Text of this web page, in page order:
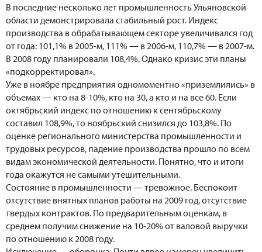
В последние несколько лет промышленность Ульяновской
области демонстрировала стабильный рост. Индекс
производства в обрабатывающем секторе увеличивался год
от года: 101,1% в 2005-м, 111% — в 2006-м, 110,7% — в 2007-м.
В 2008 году планировали 108,4%. Однако кризис эти планы
«подкорректировал».
Уже в ноябре предприятия одномоментно «приземлились» в
объемах — кто на 8-10%, кто на 30, а кто и на все 60. Если
октябрьский индекс по отношению к сентябрьскому
составил 108,9%, то ноябрьский снизился до 103,8%. По
оценке регионального министерства промышленности и
трудовых ресурсов, падение производства прошло по всем
видам экономической деятельности. Понятно, что и итоги
года окажутся не самыми утешительными.
Состояние в промышленности — тревожное. Беспокоит
отсутствие внятных планов работы на 2009 год, отсутствие
твердых контрактов. По предварительным оценкам, в
среднем получим снижение на 10-20% от валовой выручки
по отношению к 2008 году.